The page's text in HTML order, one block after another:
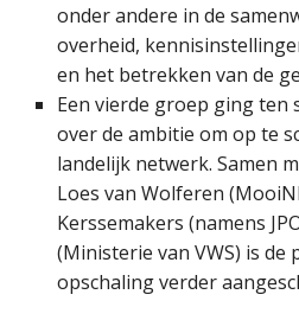
onder andere in de
overheid,
en het betrekken van de
Een vierde groep ging ten
over de ambitie om op te
landelijk netwerk. Samen
Loes van Wolferen
Kerssemakers (namens
(Ministerie van VWS) is
opschaling verder